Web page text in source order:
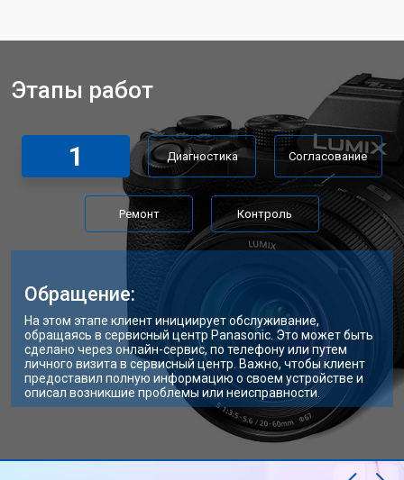
Этапы работ
1 Диагностика Согласование
Ремонт Контроль
Обращение:
На этом этапе клиент инициирует обслуживание,
обращаясь в сервисный центр Panasonic. Это может быть
сделано через онлайн-сервис, по телефону или путем
личного визита в сервисный центр. Важно, чтобы клиент
предоставил полную информацию о своем устройстве и
описал возникшие проблемы или неисправности.